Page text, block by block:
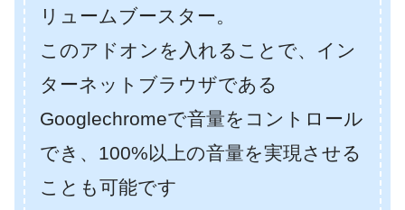
リュームブースター。
このアドオンを入れることで、イン
ターネットブラウザである
Googlechromeで音量をコントロール
でき、100%以上の音量を実現させる
ことも可能です